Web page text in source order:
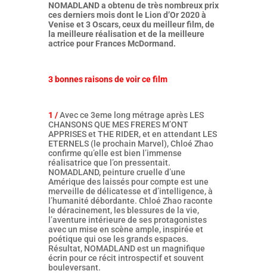
NOMADLAND a obtenu de très nombreux prix
ces derniers mois dont le Lion d’Or 2020 à
Venise et 3 Oscars, ceux du meilleur film, de
la meilleure réalisation et de la meilleure
actrice pour Frances McDormand.
3 bonnes raisons de voir ce film
1 /Avec ce 3eme long métrage après LES
CHANSONS QUE MES FRERES M’ONT
APPRISES et THE RIDER, et en attendant LES
ETERNELS (le prochain Marvel), Chloé Zhao
confirme qu’elle est bien l’immense
réalisatrice que l’on pressentait.
NOMADLAND, peinture cruelle d’une
Amérique des laissés pour compte est une
merveille de délicatesse et d’intelligence, à
l’humanité débordante. Chloé Zhao raconte
le déracinement, les blessures de la vie,
l’aventure intérieure de ses protagonistes
avec un mise en scène ample, inspirée et
poétique qui ose les grands espaces.
Résultat, NOMADLAND est un magnifique
écrin pour ce récit introspectif et souvent
bouleversant.